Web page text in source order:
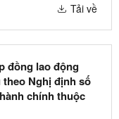
Tải về
đồng lao động
Nghị định số
chính thuộc